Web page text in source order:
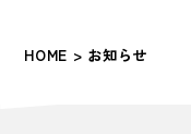
HOME > お知らせ